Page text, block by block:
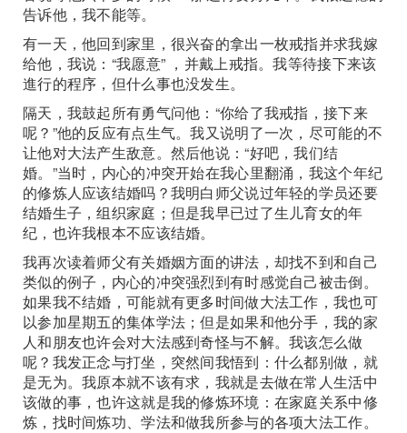
告诉他，我不能等。
有一天，他回到家里，很兴奋的拿出一枚戒指并求我嫁
给他，我说：“我愿意” ，并戴上戒指。我等待接下来该
進行的程序，但什么事也没发生。
隔天，我鼓起所有勇气问他：“你给了我戒指，接下来
呢？”他的反应有点生气。我又说明了一次，尽可能的不
让他对大法产生敌意。然后他说：“好吧，我们结
婚。”当时，内心的冲突开始在我心里翻涌，我这个年纪
的修炼人应该结婚吗？我明白师父说过年轻的学员还要
结婚生子，组织家庭；但是我早已过了生儿育女的年
纪，也许我根本不应该结婚。
我再次读着师父有关婚姻方面的讲法，却找不到和自己
类似的例子，内心的冲突强烈到有时感觉自己被击倒。
如果我不结婚，可能就有更多时间做大法工作，我也可
以参加星期五的集体学法；但是如果和他分手，我的家
人和朋友也许会对大法感到奇怪与不解。我该怎么做
呢？我发正念与打坐，突然间我悟到：什么都别做，就
是无为。我原本就不该有求，我就是去做在常人生活中
该做的事，也许这就是我的修炼环境：在家庭关系中修
炼，找时间炼功、学法和做我所参与的各项大法工作。